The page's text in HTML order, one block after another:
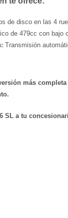
de disco en las 4
de 479cc con bajo
Transmisión
más
SL a tu